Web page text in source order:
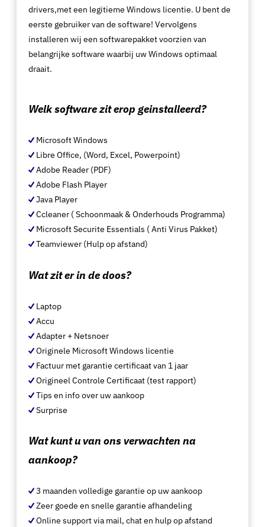
drivers,met een legitieme Windows licentie. U bent de
eerste gebruiker van de software! Vervolgens
installeren wij een softwarepakket voorzien van
belangrijke software waarbij uw Windows optimaal
draait.
Welk software zit erop geinstalleerd?
Microsoft Windows
Libre Office, (Word, Excel, Powerpoint)
Adobe Reader (PDF)
Adobe Flash Player
Java Player
Ccleaner ( Schoonmaak & Onderhouds Programma)
Microsoft Securite Essentials ( Anti Virus Pakket)
Teamviewer (Hulp op afstand)
Wat zit er in de doos?
Laptop
Accu
Adapter + Netsnoer
Originele Microsoft Windows licentie
Factuur met garantie certificaat van 1 jaar
Origineel Controle Certificaat (test rapport)
Tips en info over uw aankoop
Surprise
Wat kunt u van ons verwachten na
aankoop?
3 maanden volledige garantie op uw aankoop
Zeer goede en snelle garantie afhandeling
Online support via mail, chat en hulp op afstand